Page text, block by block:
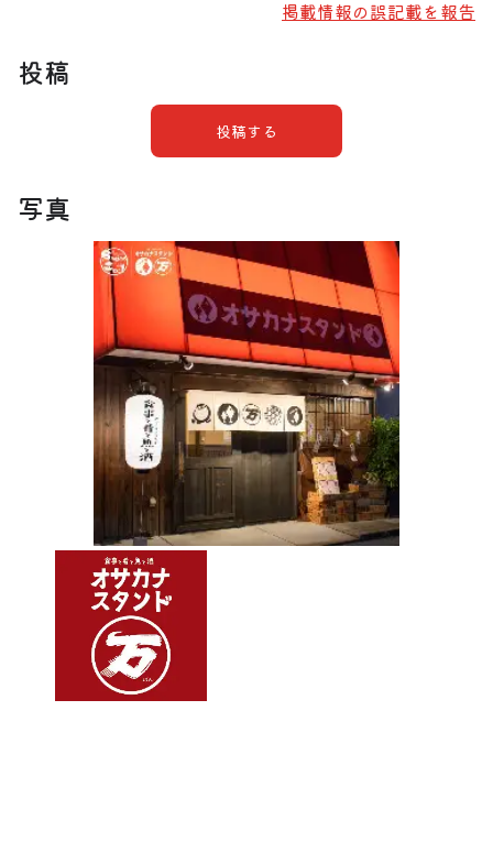
掲載情報の誤記載を報告
投稿
投稿する
写真